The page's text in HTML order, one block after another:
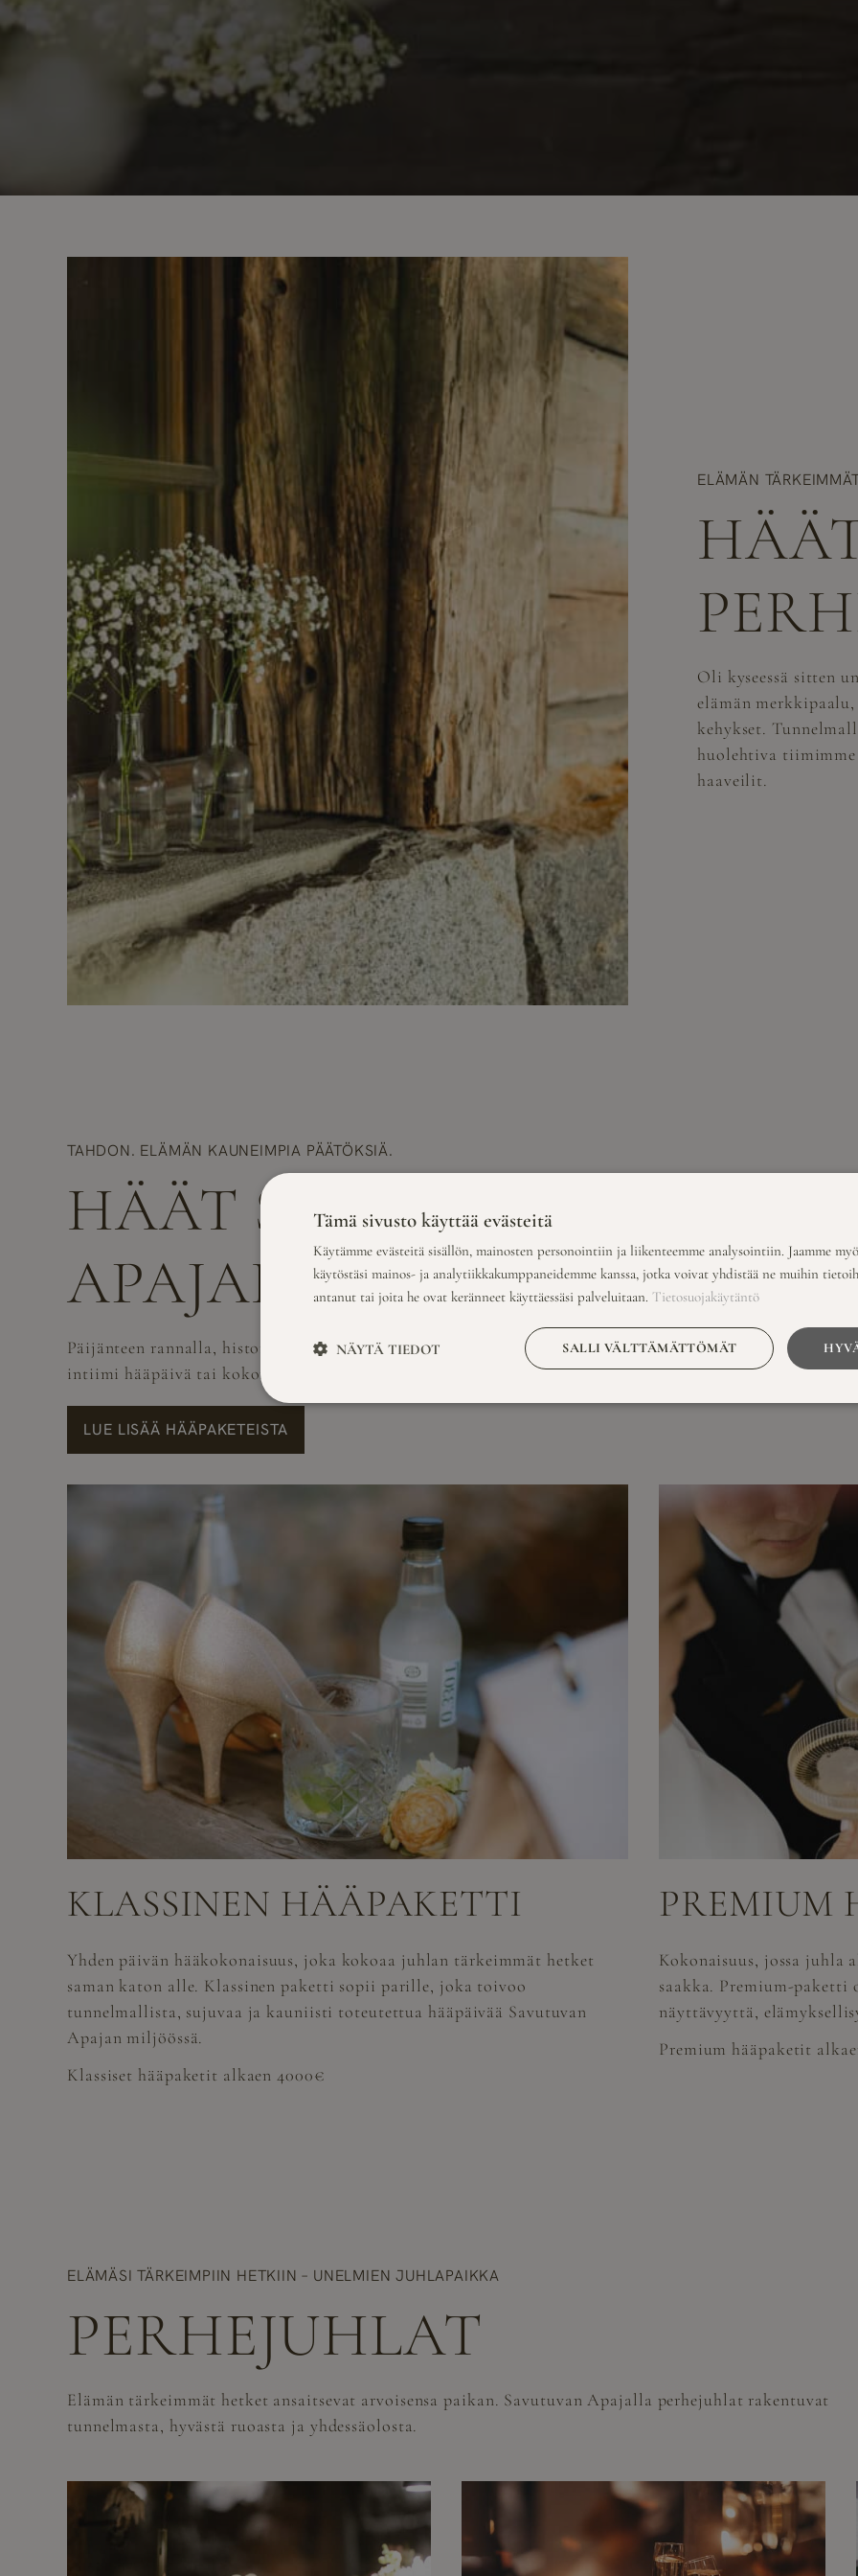
ELÄMÄN
Oli kyseessä sitten
elämän
kehykset.
huolehtiva
haaveilit.
TAHDON. ELÄMÄN KAUNEIMPIA PÄÄTÖKSIÄ.
HÄÄT SAVUTUVAN
APAJALLA
Päijänteen rannalla, historiallisen pihapiirin syleilyssä syntyy hääjuhla, joka jää mieleen. Oli kyseessä
intiimi hääpäivä tai kokonainen hääviikonloppu, teemme siitä juuri teidän näköisenne.
LUE LISÄÄ HÄÄPAKETEISTA
KLASSINEN HÄÄPAKETTI
Yhden päivän hääkokonaisuus, joka kokoaa juhlan tärkeimmät hetket
saman katon alle. Klassinen paketti sopii parille, joka toivoo
tunnelmallista, sujuvaa ja kauniisti toteutettua hääpäivää Savutuvan
Apajan miljöössä.
Klassiset hääpaketit alkaen 4000€
PREMIUM
Kokonaisuus, jossa juhla
saakka. Premium-paketti
näyttävyyttä,
Premium hääpaketit
ELÄMÄSI TÄRKEIMPIIN HETKIIN – UNELMIEN JUHLAPAIKKA
PERHEJUHLAT
Elämän tärkeimmät hetket ansaitsevat arvoisensa paikan. Savutuvan Apajalla perhejuhlat rakentuvat
tunnelmasta, hyvästä ruoasta ja yhdessäolosta.
Tämä sivusto käyttää evästeitä
Käytämme evästeitä sisällön, mainosten personointiin ja liikenteemme analysointiin. Jaamme
käytöstäsi mainos- ja analytiikkakumppaneidemme kanssa, jotka voivat yhdistää ne muihin
antanut tai joita he ovat keränneet käyttäessäsi palveluitaan. Tietosuojakäytäntö
SALLI VÄLTTÄMÄTTÖMÄT
NÄYTÄ TIEDOT